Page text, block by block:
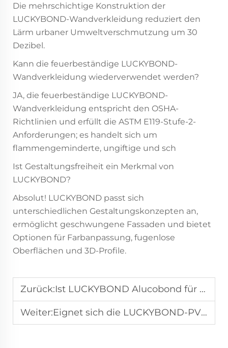
Die mehrschichtige Konstruktion der
LUCKYBOND-Wandverkleidung reduziert den
Lärm urbaner Umweltverschmutzung um 30
Dezibel.
Kann die feuerbeständige LUCKYBOND-
Wandverkleidung wiederverwendet werden?
JA, die feuerbeständige LUCKYBOND-
Wandverkleidung entspricht den OSHA-
Richtlinien und erfüllt die ASTM E119-Stufe-2-
Anforderungen; es handelt sich um
flammengeminderte, ungiftige und sch
Ist Gestaltungsfreiheit ein Merkmal von
LUCKYBOND?
Absolut! LUCKYBOND passt sich
unterschiedlichen Gestaltungskonzepten an,
ermöglicht geschwungene Fassaden und bietet
Optionen für Farbanpassung, fugenlose
Oberflächen und 3D-Profile.
Zurück:Ist LUCKYBOND Alucobond für einen langfristigen Außeneinsatz ausreichend widerstandsfähig?
Weiter:Eignet sich die LUCKYBOND-PVC-Schaumplatte für Indoor-Schilder und Dekorationen?